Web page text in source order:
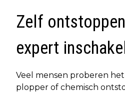
Zelf
expert
Veel mensen proberen
plopper of chemisch